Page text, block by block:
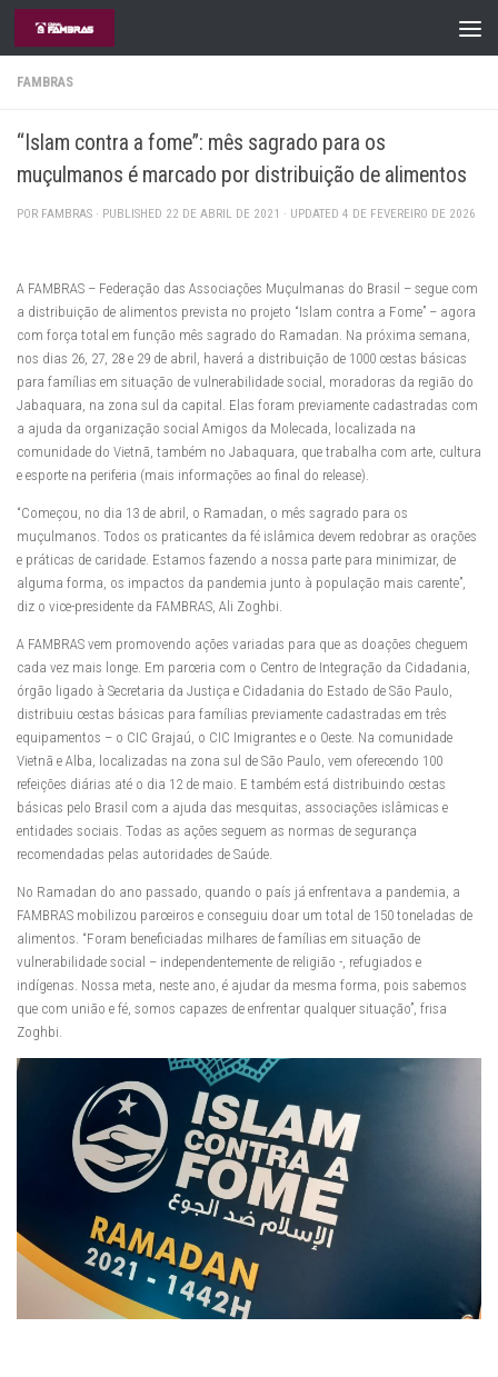
Skip to content
FAMBRAS
“Islam contra a fome”: mês sagrado para os
muçulmanos é marcado por distribuição de alimentos
POR FAMBRAS · PUBLISHED 22 DE ABRIL DE 2021 · UPDATED 4 DE FEVEREIRO DE 2026
A FAMBRAS – Federação das Associações Muçulmanas do Brasil – segue com
a distribuição de alimentos prevista no projeto “Islam contra a Fome” – agora
com força total em função mês sagrado do Ramadan. Na próxima semana,
nos dias 26, 27, 28 e 29 de abril, haverá a distribuição de 1000 cestas básicas
para famílias em situação de vulnerabilidade social, moradoras da região do
Jabaquara, na zona sul da capital. Elas foram previamente cadastradas com
a ajuda da organização social Amigos da Molecada, localizada na
comunidade do Vietnã, também no Jabaquara, que trabalha com arte, cultura
e esporte na periferia (mais informações ao final do release).
“Começou, no dia 13 de abril, o Ramadan, o mês sagrado para os
muçulmanos. Todos os praticantes da fé islâmica devem redobrar as orações
e práticas de caridade. Estamos fazendo a nossa parte para minimizar, de
alguma forma, os impactos da pandemia junto à população mais carente”,
diz o vice-presidente da FAMBRAS, Ali Zoghbi.
A FAMBRAS vem promovendo ações variadas para que as doações cheguem
cada vez mais longe. Em parceria com o Centro de Integração da Cidadania,
órgão ligado à Secretaria da Justiça e Cidadania do Estado de São Paulo,
distribuiu cestas básicas para famílias previamente cadastradas em três
equipamentos – o CIC Grajaú, o CIC Imigrantes e o Oeste. Na comunidade
Vietnã e Alba, localizadas na zona sul de São Paulo, vem oferecendo 100
refeições diárias até o dia 12 de maio. E também está distribuindo cestas
básicas pelo Brasil com a ajuda das mesquitas, associações islâmicas e
entidades sociais. Todas as ações seguem as normas de segurança
recomendadas pelas autoridades de Saúde.
No Ramadan do ano passado, quando o país já enfrentava a pandemia, a
FAMBRAS mobilizou parceiros e conseguiu doar um total de 150 toneladas de
alimentos. “Foram beneficiadas milhares de famílias em situação de
vulnerabilidade social – independentemente de religião -, refugiados e
indígenas. Nossa meta, neste ano, é ajudar da mesma forma, pois sabemos
que com união e fé, somos capazes de enfrentar qualquer situação”, frisa
Zoghbi.